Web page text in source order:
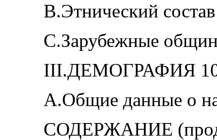
B.Этнический
C.Зарубежные
III.ДЕМОГРАФИЯ 10
А.Общие данные о
СОДЕРЖАНИЕ